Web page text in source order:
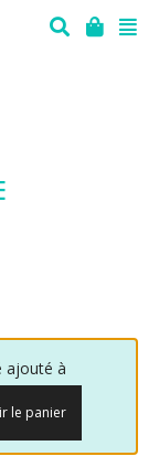
ajouté à
le panier